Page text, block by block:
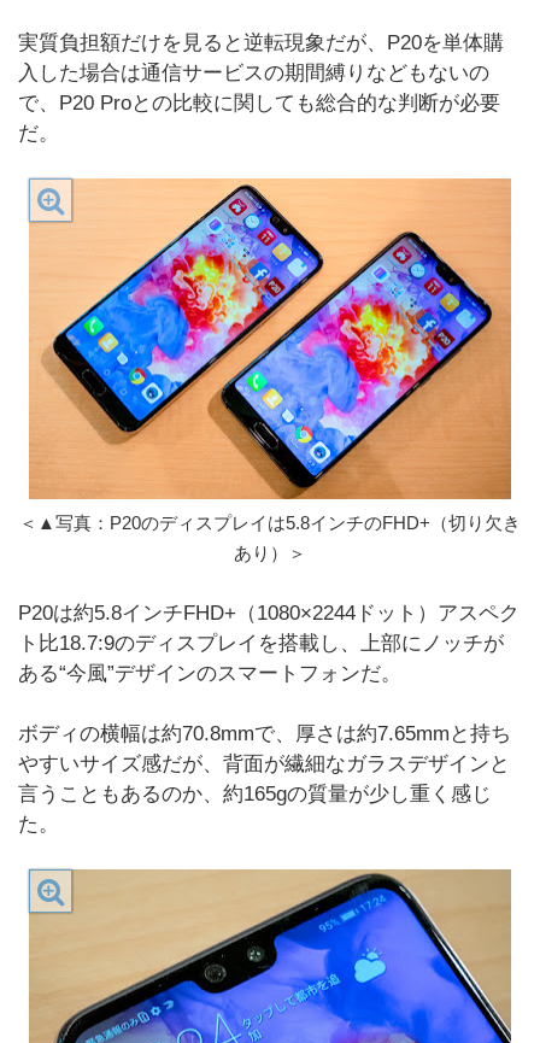
実質負担額だけを見ると逆転現象だが、P20を単体購
入した場合は通信サービスの期間縛りなどもないの
で、P20 Proとの比較に関しても総合的な判断が必要
だ。
＜▲写真：P20のディスプレイは5.8インチのFHD+（切り欠き
あり）＞
P20は約5.8インチFHD+（1080×2244ドット）アスペク
ト比18.7:9のディスプレイを搭載し、上部にノッチが
ある“今風”デザインのスマートフォンだ。
ボディの横幅は約70.8mmで、厚さは約7.65mmと持ち
やすいサイズ感だが、背面が繊細なガラスデザインと
言うこともあるのか、約165gの質量が少し重く感じ
た。